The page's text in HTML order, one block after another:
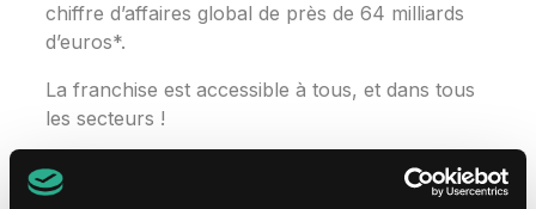
chiffre d’affaires global de près de 64 milliards
d’euros*.
La franchise est accessible à tous, et dans tous
les secteurs !
Chacun peut trouver le réseau qui lui convient,
avec des apports personnels requis qui vont de